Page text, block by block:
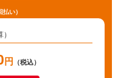
払い）
円 （税込）